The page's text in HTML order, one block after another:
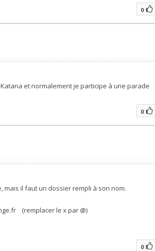
0
et normalement je participe à une parade
0
mais il faut un dossier rempli à son nom.
(remplacer le x par @)
0